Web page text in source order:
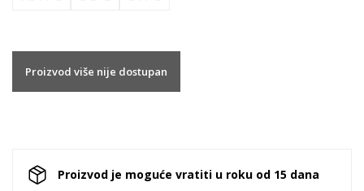
Proizvod više nije dostupan
Proizvod je moguće vratiti u roku od 15 dana